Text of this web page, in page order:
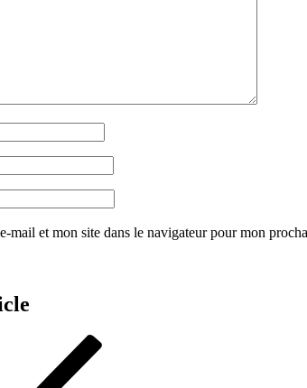
mail et mon site dans le navigateur pour mon